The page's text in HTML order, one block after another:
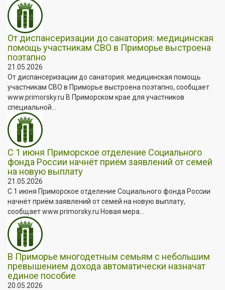
От диспансеризации до санатория: медицинская
помощь участникам СВО в Приморье выстроена
поэтапно
21.05.2026
От диспансеризации до санатория: медицинская помощь
участникам СВО в Приморье выстроена поэтапно, сообщает
www.primorsky.ru В Приморском крае для участников
специальной...
С 1 июня Приморское отделение Социального
фонда России начнёт приём заявлений от семей
на новую выплату
21.05.2026
С 1 июня Приморское отделение Социального фонда России
начнёт приём заявлений от семей на новую выплату,
сообщает www.primorsky.ru Новая мера...
В Приморье многодетным семьям с небольшим
превышением дохода автоматически назначат
единое пособие
20.05.2026